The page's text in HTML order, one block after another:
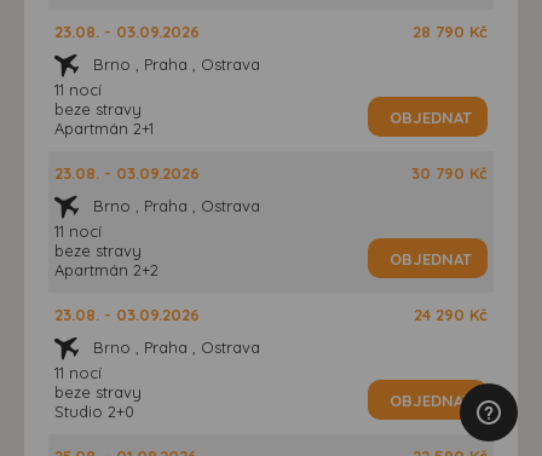
23.08. - 03.09.2026
Brno , Praha , Ostrava
11 nocí
beze stravy
Apartmán 2+1
28 790 Kč
OBJEDNAT
23.08. - 03.09.2026
Brno , Praha , Ostrava
11 nocí
beze stravy
Apartmán 2+2
30 790 Kč
OBJEDNAT
23.08. - 03.09.2026
Brno , Praha , Ostrava
11 nocí
beze stravy
Studio 2+0
24 290 Kč
OBJEDNAT